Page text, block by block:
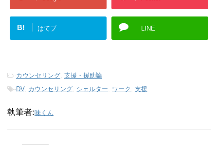
B! はてブ LINE
-カウンセリング, 支援・援助論
-DV, カウンセリング, シェルター, ワーク , 支援
執筆者:味くん